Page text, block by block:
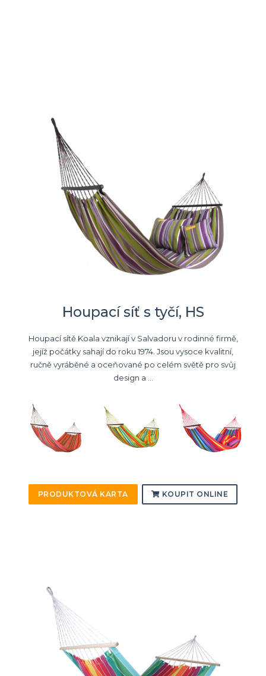
Houpací síť s tyčí, HS
Houpací sítě Koala vznikají v Salvadoru v rodinné firmě,
jejíž počátky sahají do roku 1974. Jsou vysoce kvalitní,
ručně vyráběné a oceňované po celém světě pro svůj
design a ...
PRODUKTOVÁ KARTA KOUPIT ONLINE